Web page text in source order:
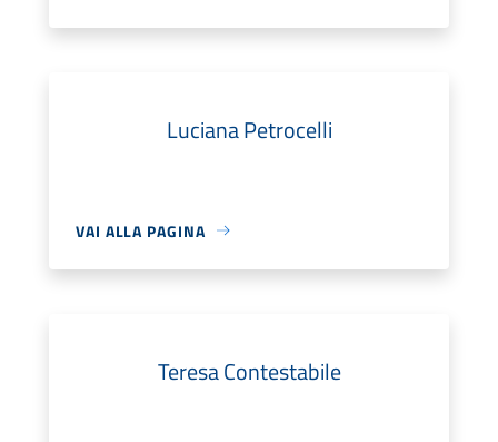
Luciana Petrocelli
VAI ALLA PAGINA
Teresa Contestabile